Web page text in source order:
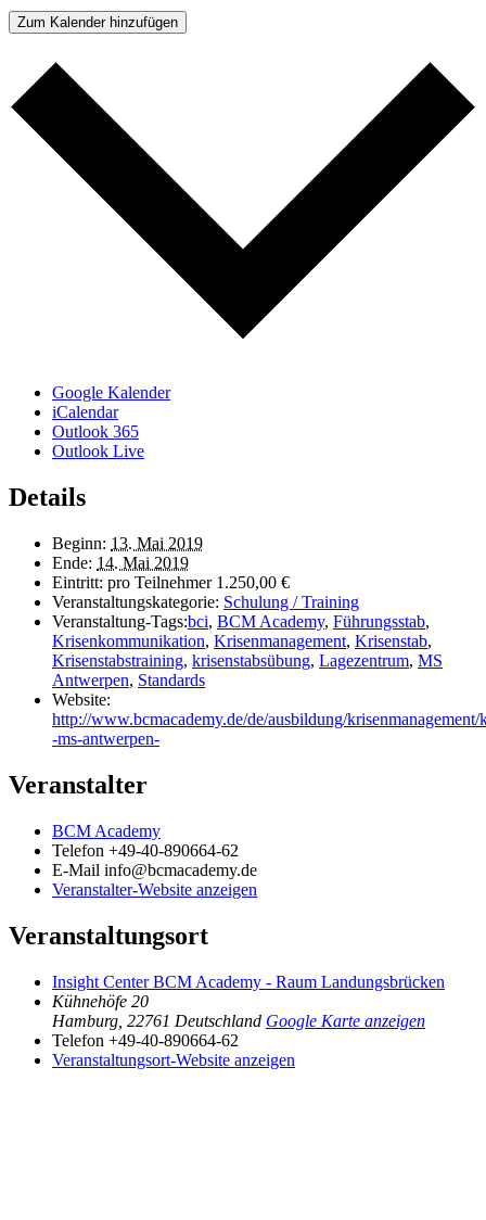
Zum Kalender hinzufügen
Google Kalender
iCalendar
Outlook 365
Outlook Live
Details
Beginn: 13. Mai 2019
Ende: 14. Mai 2019
Eintritt: pro Teilnehmer 1.250,00 €
Veranstaltungskategorie: Schulung / Training
Veranstaltung-Tags:bci, BCM Academy, Führungsstab,
Krisenkommunikation, Krisenmanagement, Krisenstab,
Krisenstabstraining, krisenstabsübung, Lagezentrum, MS
Antwerpen, Standards
Website:
http://www.bcmacademy.de/de/ausbildung/krisenmanagement/
-ms-antwerpen-
Veranstalter
BCM Academy
Telefon +49-40-890664-62
E-Mail info@bcmacademy.de
Veranstalter-Website anzeigen
Veranstaltungsort
Insight Center BCM Academy - Raum Landungsbrücken
Kühnehöfe 20
Hamburg 22761 Deutschland Google Karte anzeigen
Telefon +49-40-890664-62
Veranstaltungsort-Website anzeigen